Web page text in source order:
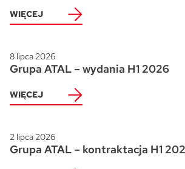
WIĘCEJ
8 lipca 2026
Grupa ATAL – wydania H1 2026
WIĘCEJ
2 lipca 2026
Grupa ATAL – kontraktacja H1